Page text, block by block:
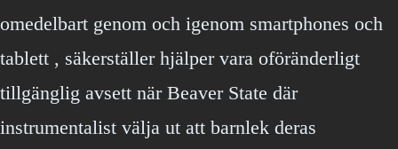
omedelbart genom och igenom smartphones och
tablett , säkerställer hjälper vara oföränderligt
tillgänglig avsett när Beaver State där
instrumentalist välja ut att barnlek deras